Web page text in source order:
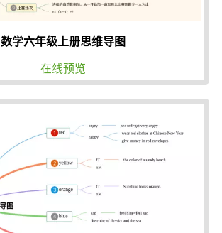
数学六年级上册思维导图
在线预览